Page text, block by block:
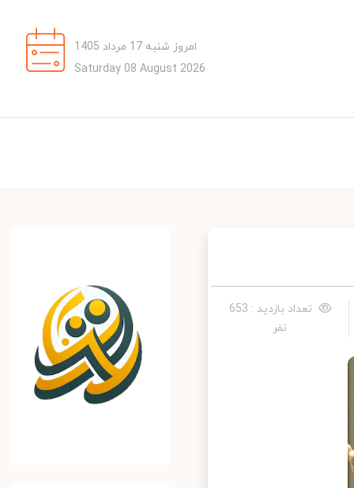
امروز شنبه 17 مرداد 1405
Saturday 08 August 2026
تعداد بازدید : 653
نفر